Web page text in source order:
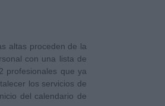
altas proceden de la
con una lista de
profesionales que ya
los servicios de
del calendario de